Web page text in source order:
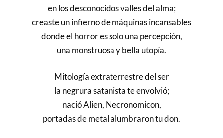
en los desconocidos valles del alma;
creaste un infierno de máquinas incansables
donde el horror es solo una percepción,
una monstruosa y bella utopía.
Mitología extraterrestre del ser
la negrura satanista te envolvió;
nació Alien, Necronomicon,
portadas de metal alumbraron tu don.